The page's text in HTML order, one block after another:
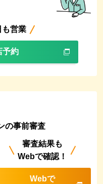
も営業
予約
の事前審査
審査結果も
Webで確認！
Webで